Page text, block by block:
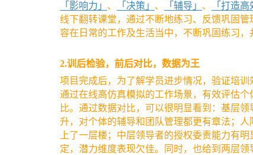
「影响力」 、 「决策」 、 「辅导」 、 「打造高
线下翻转课堂，通过不断地练习、反馈巩固
容在日常的工作及生活当中，不断巩固练习
2.训后检验，前后对比，数据为王
项目完成后，为了解学员进步情况，验证培训
通过在线高仿真模拟的工作场景，有效评估
比。通过数据对比，可以很明显看到：基层
升，对个体的辅导和团队管理都更有章法；
上了一层楼；中层领导者的授权委责能力有
定，潜力维度表现欠佳。同时，也给到两层